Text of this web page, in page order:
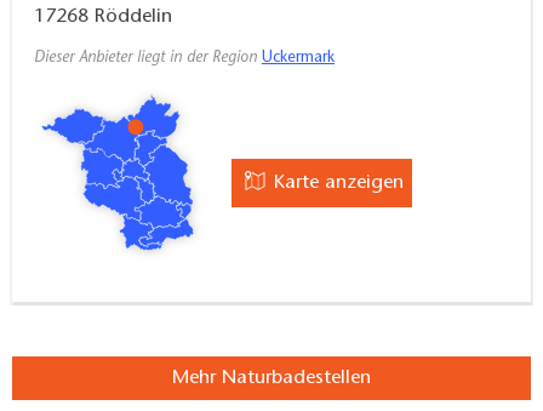
17268 Röddelin
Dieser Anbieter liegt in der Region Uckermark
Karte anzeigen
Mehr Naturbadestellen